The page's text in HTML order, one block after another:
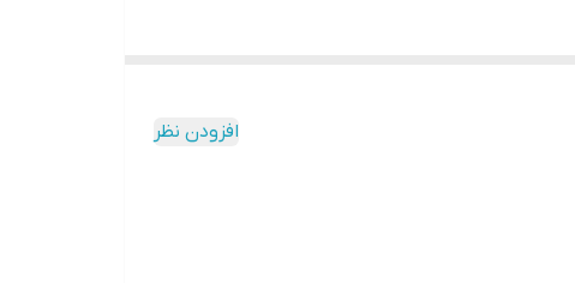
افزودن نظر